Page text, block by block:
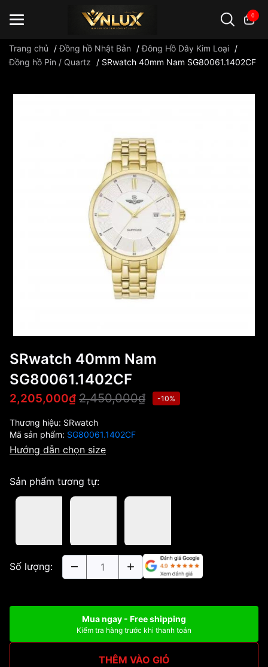
0
Trang chủ /Đồng hồ Nhật Bản /Đông Hồ Dây Kim Loại /
Đồng hồ Pin / Quartz
/ SRwatch 40mm Nam SG80061.1402CF
SRwatch 40mm Nam
SG80061.1402CF
2,205,000₫ 2,450,000₫ -10%
Thương hiệu: SRwatch
Mã sản phẩm: SG80061.1402CF
Hướng dẫn chọn size
Sản phẩm tương tự:
Số lượng:
Mua ngay - Free shipping
Kiểm tra hàng trước khi thanh toán
THÊM VÀO GIỎ